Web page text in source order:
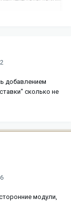
добавлением
сколько не
модули,